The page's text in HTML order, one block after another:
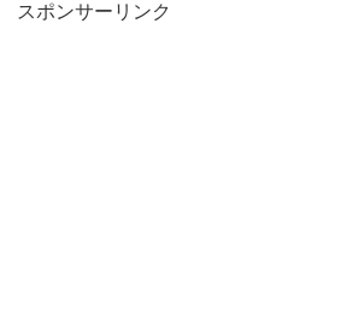
スポンサーリンク